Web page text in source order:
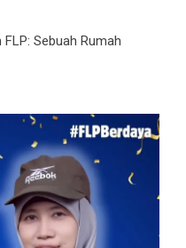
FLP: Sebuah Rumah